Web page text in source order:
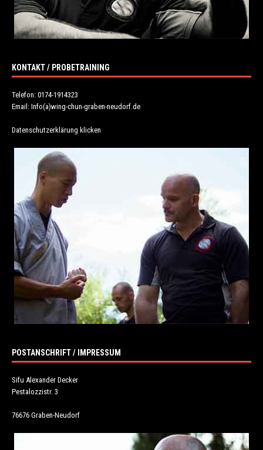
KONTAKT / PROBETRAINING
Telefon: 0174-1914323
Email: Info(a)wing-chun-graben-neudorf.de
Datenschutzerklärung klicken
POSTANSCHRIFT / IMPRESSUM
Sifu Alexander Decker
Pestalozzistr. 3
76676 Graben-Neudorf